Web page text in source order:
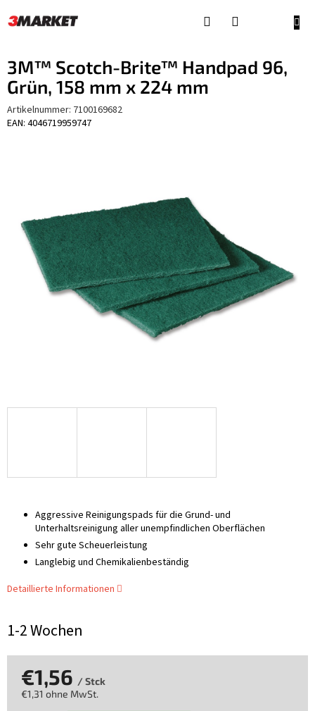
Inhalt
3M™ Scotch-Brite™ Handpad 96,
Grün, 158 mm x 224 mm
Artikelnummer: 7100169682
EAN: 4046719959747
1-2 Wochen
Aggressive Reinigungspads für die Grund- und
Unterhaltsreinigung aller unempfindlichen Oberflächen
Sehr gute Scheuerleistung
Langlebig und Chemikalienbeständig
Detaillierte Informationen
€1,56 / Stck
€1,31 ohne MwSt.